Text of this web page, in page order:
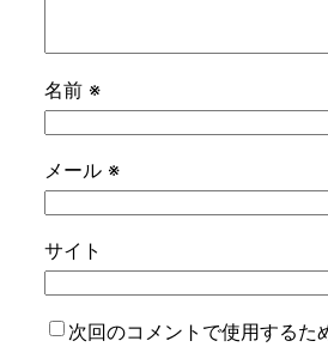
名前 ※
メール ※
サイト
次回のコメントで使用するた